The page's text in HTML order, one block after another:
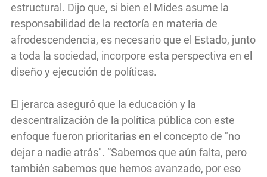
estructural. Dijo que, si bien el Mides asume la
responsabilidad de la rectoría en materia de
afrodescendencia, es necesario que el Estado, junto
a toda la sociedad, incorpore esta perspectiva en el
diseño y ejecución de políticas.
El jerarca aseguró que la educación y la
descentralización de la política pública con este
enfoque fueron prioritarias en el concepto de "no
dejar a nadie atrás". “Sabemos que aún falta, pero
también sabemos que hemos avanzado, por eso